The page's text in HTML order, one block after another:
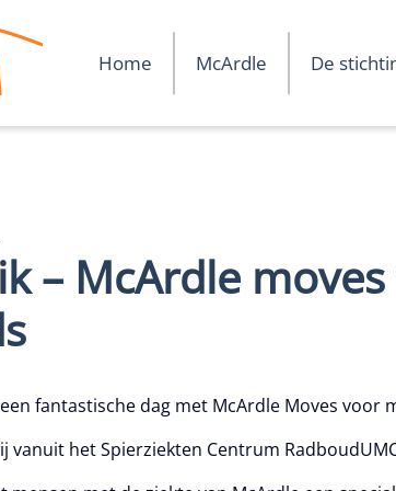
Home McArdle De
– McArdle
fantastische dag met McArdle Moves voor
vanuit het Spierziekten Centrum